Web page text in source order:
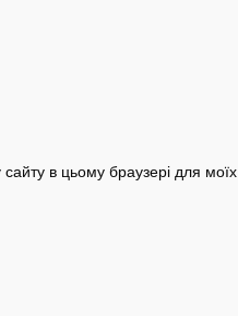
в цьому браузері для моїх